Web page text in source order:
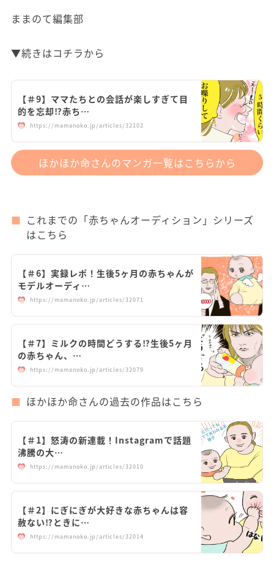
ままのて編集部
▼続きはコチラから
【＃9】ママたちとの会話が楽しすぎて目
的を忘却⁉︎赤ち…
https://mamanoko.jp/articles/32102
ほかほか命さんのマンガ一覧はこちらから
これまでの「赤ちゃんオーディション」シリーズ
はこちら
【＃6】実録レポ！生後5ヶ月の赤ちゃんが
モデルオーディ…
https://mamanoko.jp/articles/32071
【＃7】ミルクの時間どうする⁉︎生後5ヶ月
の赤ちゃん、…
https://mamanoko.jp/articles/32079
ほかほか命さんの過去の作品はこちら
【＃1】怒涛の新連載！Instagramで話題
沸騰の大…
https://mamanoko.jp/articles/32010
【＃2】にぎにぎが大好きな赤ちゃんは容
赦ない⁉︎ときに…
https://mamanoko.jp/articles/32014